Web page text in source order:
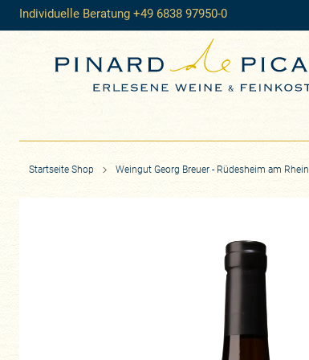
Individuelle Beratung +49 6838 97950-0
Startseite Shop Weingut Georg Breuer - Rüdesheim am Rhein